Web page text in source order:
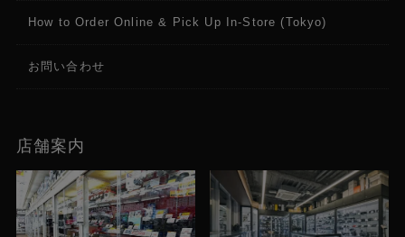
How to Order Online & Pick Up In-Store (Tokyo)
お問い合わせ
店舗案内